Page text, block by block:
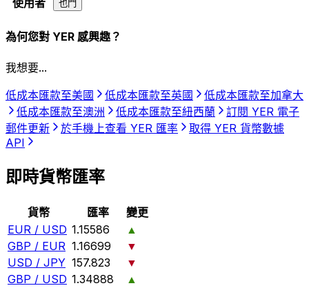
也門
為何您對 YER 感興趣？
我想要...
低成本匯款至美國
低成本匯款至英國
低成本匯款至加拿大
低成本匯款至澳洲
低成本匯款至紐西蘭
訂閱 YER 電子
郵件更新
於手機上查看 YER 匯率
取得 YER 貨幣數據
API
即時貨幣匯率
貨幣 匯率
變更
EUR / USD 1.15586
▲
GBP / EUR 1.16699
▼
USD / JPY 157.823
▼
GBP / USD 1.34888
▲